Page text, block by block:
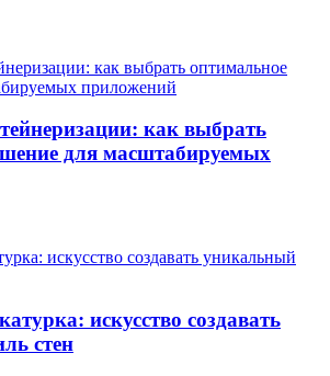
как выбрать
для масштабируемых
искусство создавать
стен